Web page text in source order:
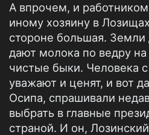
А впрочем, и
иному хозяину в
стороне большая. Земли
дают молока по ведру
чистые быки. Человека
уважают и ценят, и вот
Осипа, спрашивали
выбрать в главные
страной. И он,